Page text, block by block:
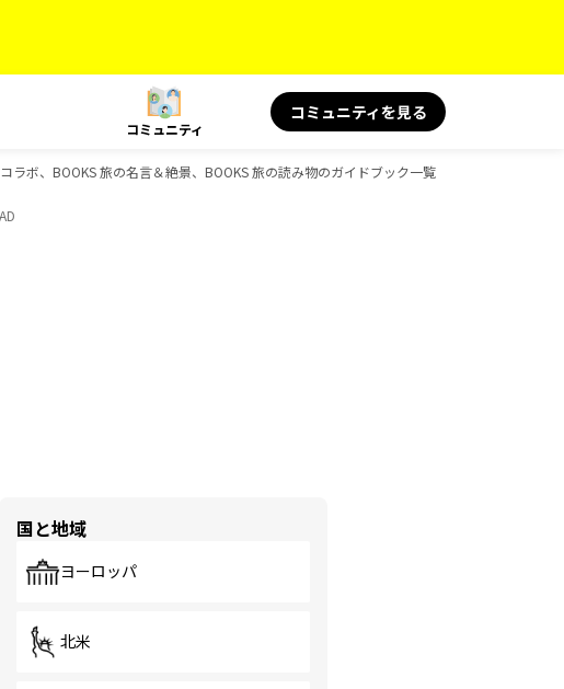
コミュニティ
コミュニティを見る
ボ、BOOKS 旅の名言＆絶景、BOOKS 旅の読み物のガイドブック一覧
AD
国と地域
ヨーロッパ
北米